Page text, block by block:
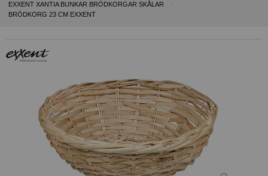
EXXENT XANTIA BUNKAR BRÖDKORGAR SKÅLAR
BRÖDKORG 23 CM EXXENT